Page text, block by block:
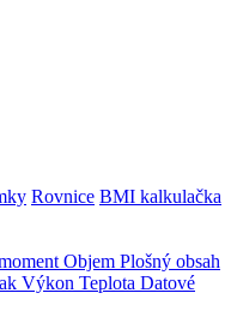
Rovnice BMI kalkulačka
Objem Plošný obsah
Výkon Teplota Datové